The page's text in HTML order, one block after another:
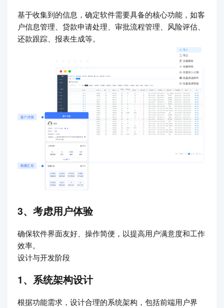
基于收集到的信息，确定软件需要具备的核心功能，如客
户信息管理、贷款申请处理、审批流程管理、风险评估、
还款跟踪、报表生成等。
3、考虑用户体验
确保软件界面友好、操作简便，以提高用户满意度和工作
效率。
设计与开发阶段
1、系统架构设计
根据功能需求，设计合理的系统架构，包括前端用户界